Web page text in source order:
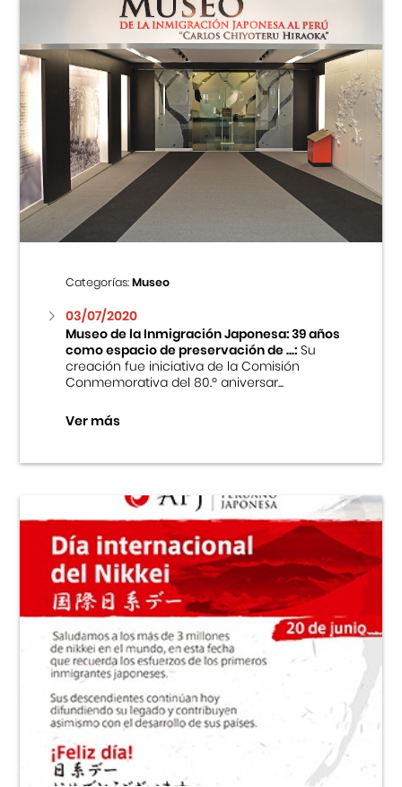
Categorías:Museo
03/07/2020
Museo de la Inmigración Japonesa: 39 años
como espacio de preservación de ...:Su
creación fue iniciativa de la Comisión
Conmemorativa del 80.º aniversar...
Ver más